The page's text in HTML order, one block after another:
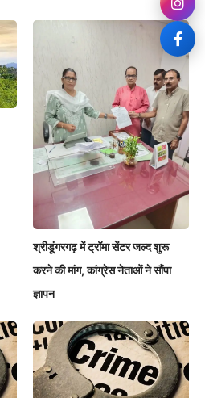
श्रीडूंगरगढ़ में ट्रॉमा सेंटर जल्द शुरू
करने की मांग, कांग्रेस नेताओं ने सौंपा
ज्ञापन